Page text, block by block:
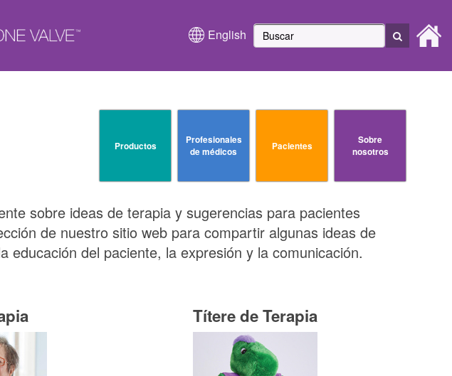
Productos
Profesionales
de médicos
Pacientes
Sobre
nosotros
English
sobre ideas de terapia y sugerencias para pacientes
de nuestro sitio web para compartir algunas ideas de
del paciente, la expresión y la comunicación.
Títere de Terapia